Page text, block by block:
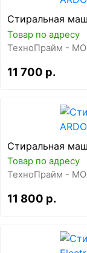
Стиральная
Товар по адресу
ТехноПрайм -
11 700 р.
Стиральная
Товар по адресу
ТехноПрайм -
11 800 р.